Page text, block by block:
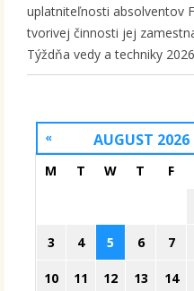
uplatniteľnosti absolventov
tvorivej činnosti jej
Týždňa vedy a techniky
AUGUST 2026
«
M T W T F
3 4 5 6 7
10 11 12 13 14